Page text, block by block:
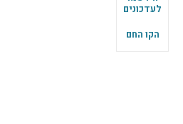
לעדכונים
הקו החם